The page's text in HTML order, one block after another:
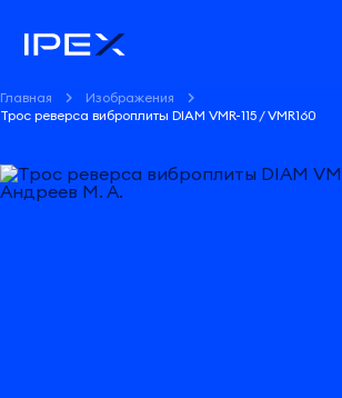
Главная
Изображения
Трос реверса виброплиты DIAM VMR-115 / VMR160